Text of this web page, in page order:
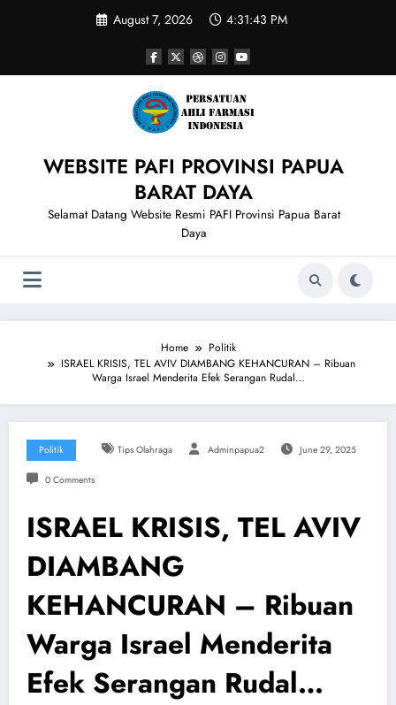
August 7, 2026 4:31:44 PM
WEBSITE PAFI PROVINSI PAPUA
BARAT DAYA
Selamat Datang Website Resmi PAFI Provinsi Papua Barat
Daya
Home
Politik
ISRAEL KRISIS, TEL AVIV DIAMBANG KEHANCURAN – Ribuan
Warga Israel Menderita Efek Serangan Rudal…
Politik Tips Olahraga Adminpapua2 June 29, 2025
0 Comments
ISRAEL KRISIS, TEL AVIV
DIAMBANG
KEHANCURAN – Ribuan
Warga Israel Menderita
Efek Serangan Rudal…